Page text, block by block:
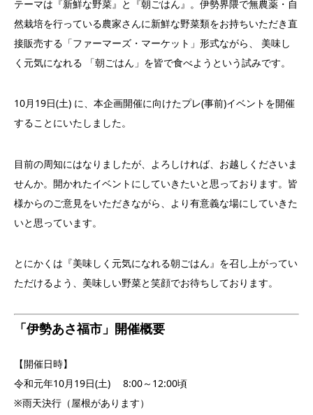
テーマは『新鮮な野菜』と『朝ごはん』。伊勢界隈で無農薬・自
然栽培を行っている農家さんに新鮮な野菜類をお持ちいただき直
接販売する「ファーマーズ・マーケット」形式ながら、 美味し
く元気になれる 「朝ごはん」を皆で食べようという試みです。
10月19日(土) に、本企画開催に向けたプレ(事前)イベントを開催
することにいたしました。
目前の周知にはなりましたが、よろしければ、お越しくださいま
せんか。開かれたイベントにしていきたいと思っております。皆
様からのご意見をいただきながら、より有意義な場にしていきた
いと思っています。
とにかくは『美味しく元気になれる朝ごはん』を召し上がってい
ただけるよう、美味しい野菜と笑顔でお待ちしております。
「伊勢あさ福市」開催概要
【開催日時】
令和元年10月19日(土) 8:00～12:00頃
※雨天決行（屋根があります）